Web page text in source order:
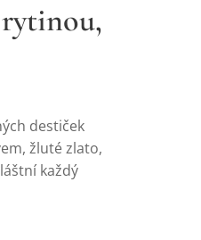
destiček
žluté zlato,
každý